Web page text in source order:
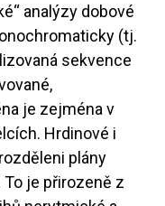
analýzy dobové
(tj.
sekvence
je zejména v
Hrdinové i
plány
To je přirozeně z